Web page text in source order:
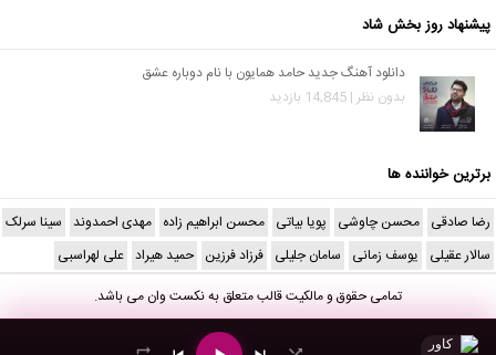
پیشنهاد روز بخش شاد
دانلود آهنگ جدید حامد همایون با نام دوباره عشق
بدون نظر | 14,845 بازدید
برترین خواننده ها
رضا صادقی محسن چاوشی پویا بیاتی محسن ابراهیم زاده مهدی احمدوند سینا سرلک
سالار عقیلی یوسف زمانی سامان جلیلی فرزاد فرزین حمید هیراد علی لهراسبی
تمامی حقوق و مالکیت قالب متعلق بهنکست وانمی باشد.